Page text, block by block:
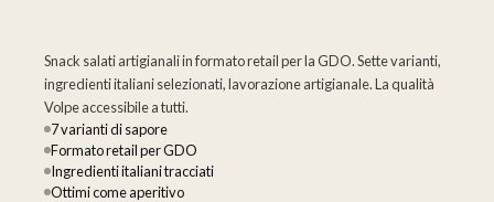
Snack salati artigianali in formato retail per la GDO. Sette varianti,
ingredienti italiani selezionati, lavorazione artigianale. La qualità
Volpe accessibile a tutti.
7 varianti di sapore
Formato retail per GDO
Ingredienti italiani tracciati
Ottimi come aperitivo